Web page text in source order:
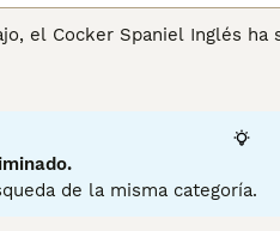
el Cocker Spaniel Inglés
alegres y enérgicos que se
de Cocker Spaniel Inglés
de la misma categoría.